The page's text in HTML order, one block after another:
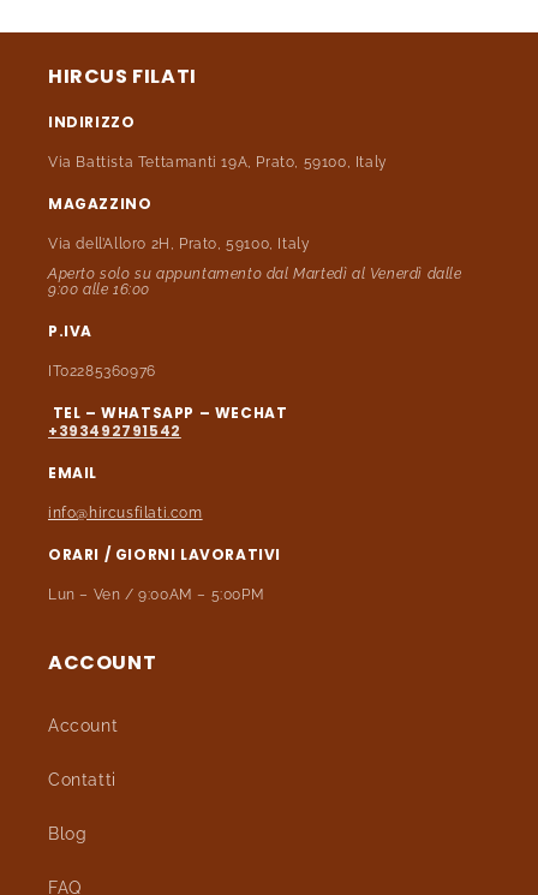
HIRCUS FILATI
INDIRIZZO
Via Battista Tettamanti 19A, Prato, 59100, Italy
MAGAZZINO
Via dell’Alloro 2H, Prato, 59100, Italy
Aperto solo su appuntamento dal Martedì al Venerdì dalle
9:00 alle 16:00
P.IVA
IT02285360976
TEL – WHATSAPP – WECHAT
+393492791542
EMAIL
info@hircusfilati.com
ORARI / GIORNI LAVORATIVI
Lun – Ven / 9:00AM – 5:00PM
ACCOUNT
Account
Contatti
Blog
FAQ